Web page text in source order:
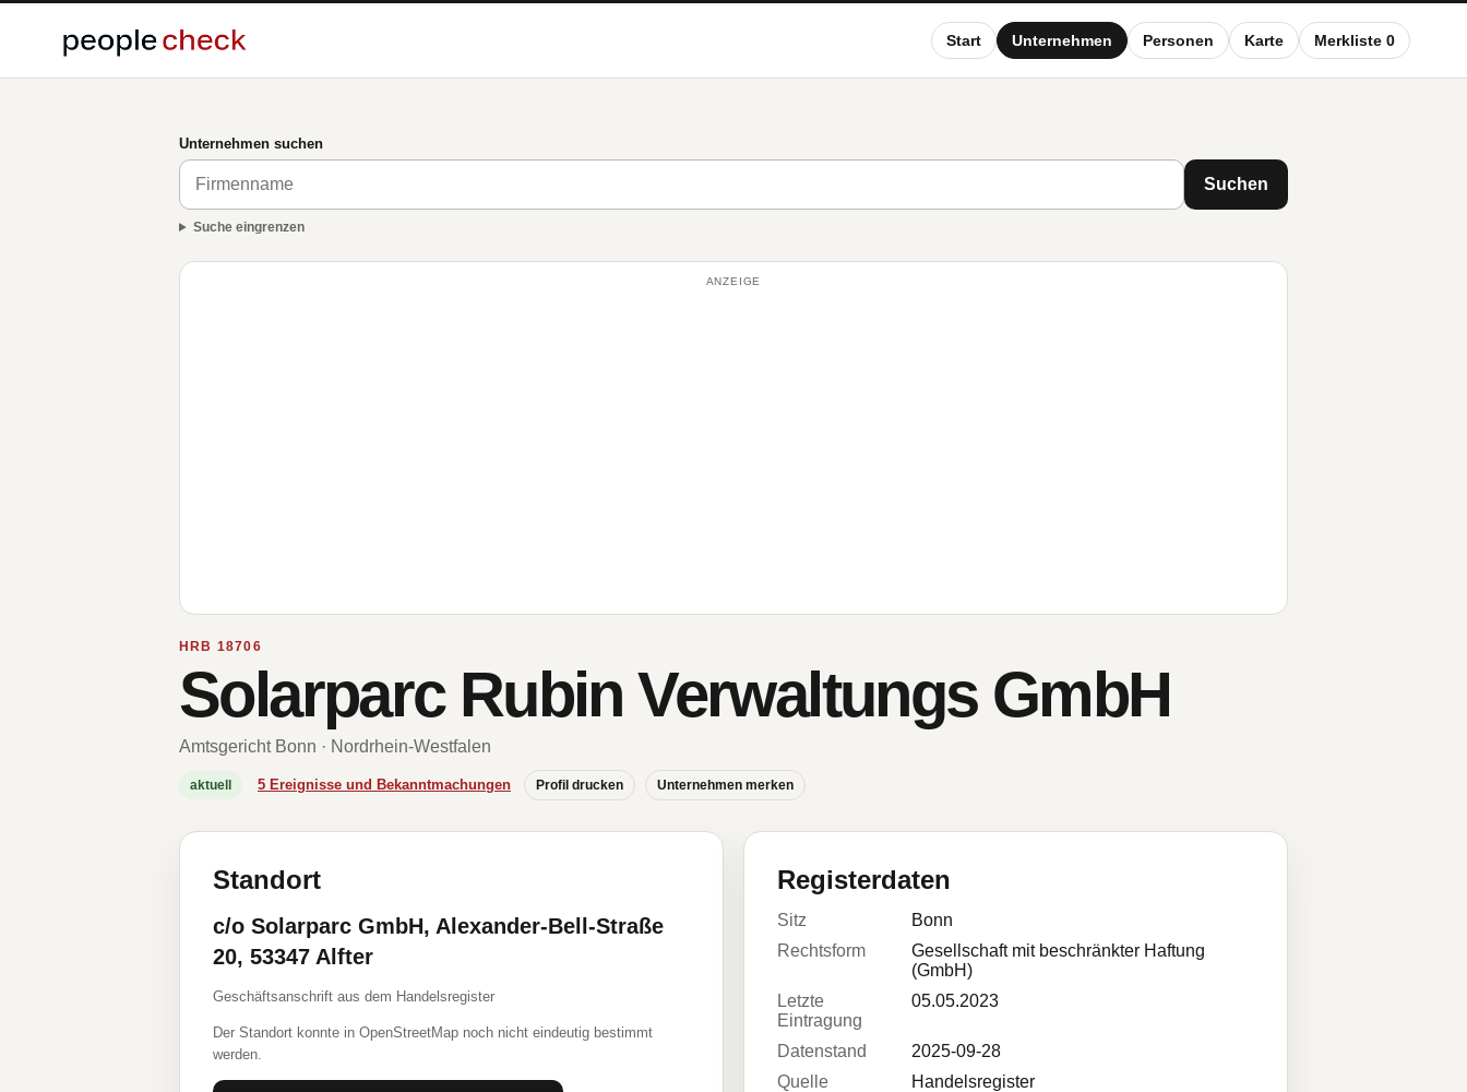
Start Unternehmen Personen Karte Merkliste 0
Unternehmen suchen
Suchen
Suche eingrenzen
ANZEIGE
HRB 18706
Solarparc Rubin Verwaltungs GmbH
Amtsgericht Bonn · Nordrhein-Westfalen
aktuell 5 Ereignisse und Bekanntmachungen Profil drucken Unternehmen merken
Standort
c/o Solarparc GmbH, Alexander-Bell-Straße
20, 53347 Alfter
Geschäftsanschrift aus dem Handelsregister
Der Standort konnte in OpenStreetMap noch nicht eindeutig bestimmt
werden.
Registerdaten
Sitz
Bonn
Rechtsform
Gesellschaft mit beschränkter Haftung
(GmbH)
Letzte
Eintragung
05.05.2023
Datenstand
2025-09-28
Quelle
Handelsregister